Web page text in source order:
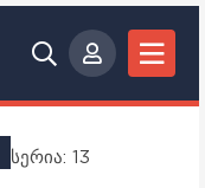
სერია: 13